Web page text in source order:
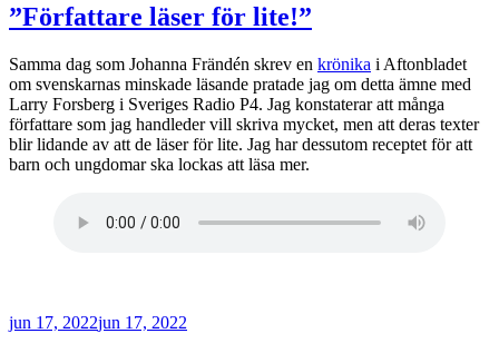
”Författare läser för lite!”
Samma dag som Johanna Frändén skrev en krönika i Aftonbladet
om svenskarnas minskade läsande pratade jag om detta ämne med
Larry Forsberg i Sveriges Radio P4. Jag konstaterar att många
författare som jag handleder vill skriva mycket, men att deras texter
blir lidande av att de läser för lite. Jag har dessutom receptet för att
barn och ungdomar ska lockas att läsa mer.
Publicerat
jun 17, 2022jun 17, 2022